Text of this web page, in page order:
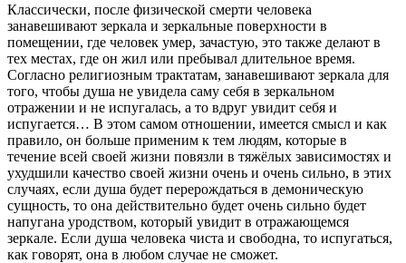
Классически, после физической смерти человека
занавешивают зеркала и зеркальные поверхности в
помещении, где человек умер, зачастую, это также делают в
тех местах, где он жил или пребывал длительное время.
Согласно религиозным трактатам, занавешивают зеркала для
того, чтобы душа не увидела саму себя в зеркальном
отражении и не испугалась, а то вдруг увидит себя и
испугается… В этом самом отношении, имеется смысл и как
правило, он больше применим к тем людям, которые в
течение всей своей жизни повязли в тяжёлых зависимостях и
ухудшили качество своей жизни очень и очень сильно, в этих
случаях, если душа будет перерождаться в демоническую
сущность, то она действительно будет очень сильно будет
напугана уродством, который увидит в отражающемся
зеркале. Если душа человека чиста и свободна, то испугаться,
как говорят, она в любом случае не сможет.